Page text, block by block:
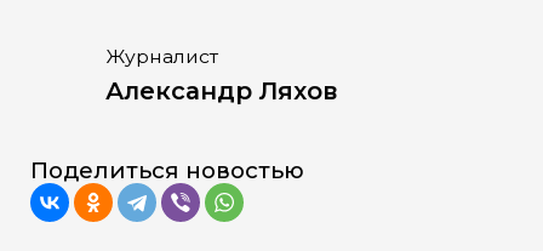
Журналист
Александр Ляхов
Поделиться новостью